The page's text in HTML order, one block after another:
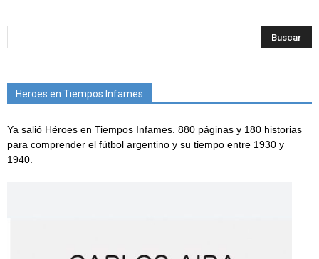
Heroes en Tiempos Infames
Ya salió Héroes en Tiempos Infames. 880 páginas y 180 historias
para comprender el fútbol argentino y su tiempo entre 1930 y
1940.